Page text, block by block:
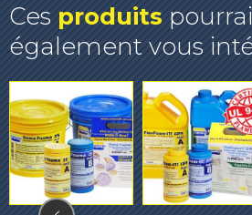
Cesproduits
également vous